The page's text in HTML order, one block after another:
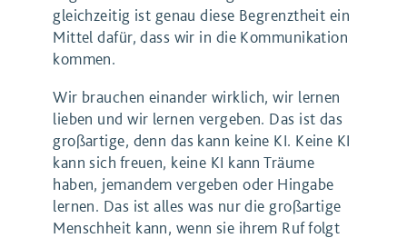
gleichzeitig ist genau diese Begrenztheit ein
Mittel dafür, dass wir in die Kommunikation
kommen.
Wir brauchen einander wirklich, wir lernen
lieben und wir lernen vergeben. Das ist das
großartige, denn das kann keine KI. Keine KI
kann sich freuen, keine KI kann Träume
haben, jemandem vergeben oder Hingabe
lernen. Das ist alles was nur die großartige
Menschheit kann, wenn sie ihrem Ruf folgt